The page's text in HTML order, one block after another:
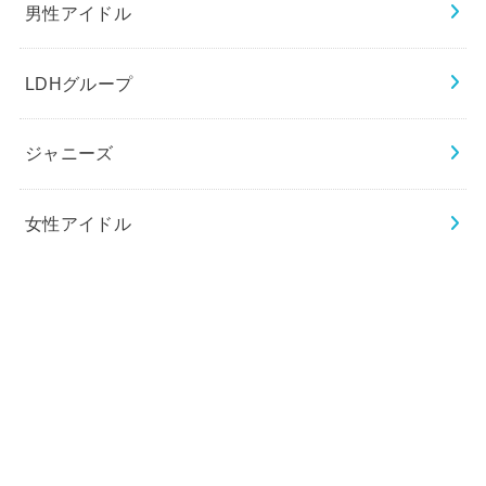
男性アイドル
LDHグループ
ジャニーズ
女性アイドル